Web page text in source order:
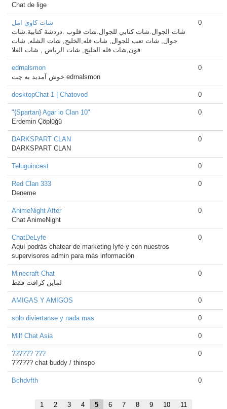
Chat de lige
شات كاوي امل
شات الجوال.شات كتابي للجوال.شات قلوب .دردشة كتابية.شات
جوال, شات تعب للجوال, شات فله,الخليج, شات الشله, شات
فون,شات فله الخليج, شات الرياض , شات الغلا
0
edrnalsmon
خوش آمدید به چت edrnalsmon
0
desktopChat 1 | Chatovod 0
"{Spartan} Agar io Clan 10"
Erdemin Çöplüğü
0
DARKSPART CLAN
DARKSPART CLAN
0
Teluguincest 0
Red Clan 333
Deneme
0
AnimeNight After
Chat AnimeNight
0
ChatDeLyfe
Aquí podrás chatear de marketing lyfe y con nuestros
supervisores admin para más información
0
Minecraft Chat
لماين كرافت فقط
0
AMIGAS Y AMIGOS 0
solo diviertanse y nada mas 0
Milf Chat Asia 0
?????? ???
?????? chat buddy / thinspo
0
Bchdvfth 0
1 2 3 4 5 6 7 8 9 10 11